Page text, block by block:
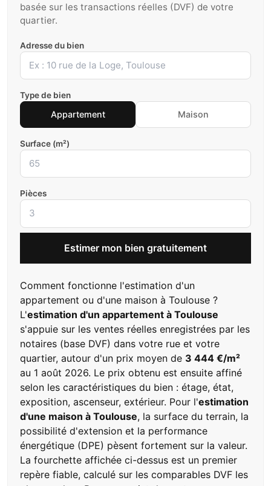
basée sur les transactions réelles (DVF) de votre
quartier.
Adresse du bien
Type de bien
Appartement Maison
Surface (m²)
Pièces
Estimer mon bien gratuitement
Comment fonctionne l'estimation d'un
appartement ou d'une maison à Toulouse ?
L'estimation d'un appartement à Toulouse
s'appuie sur les ventes réelles enregistrées par les
notaires (base DVF) dans votre rue et votre
quartier, autour d'un prix moyen de 3 444 €/m²
au 1 août 2026. Le prix obtenu est ensuite affiné
selon les caractéristiques du bien : étage, état,
exposition, ascenseur, extérieur. Pour l'estimation
d'une maison à Toulouse, la surface du terrain, la
possibilité d'extension et la performance
énergétique (DPE) pèsent fortement sur la valeur.
La fourchette affichée ci-dessus est un premier
repère fiable, calculé sur les comparables DVF les